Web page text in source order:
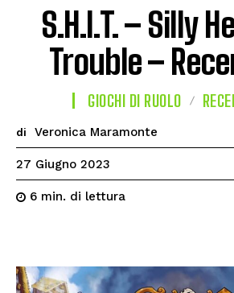
S.H.I.T. – Silly
Trouble –
GIOCHI DI RUOLO
di Veronica Maramonte
27 Giugno 2023
6 min. di lettura